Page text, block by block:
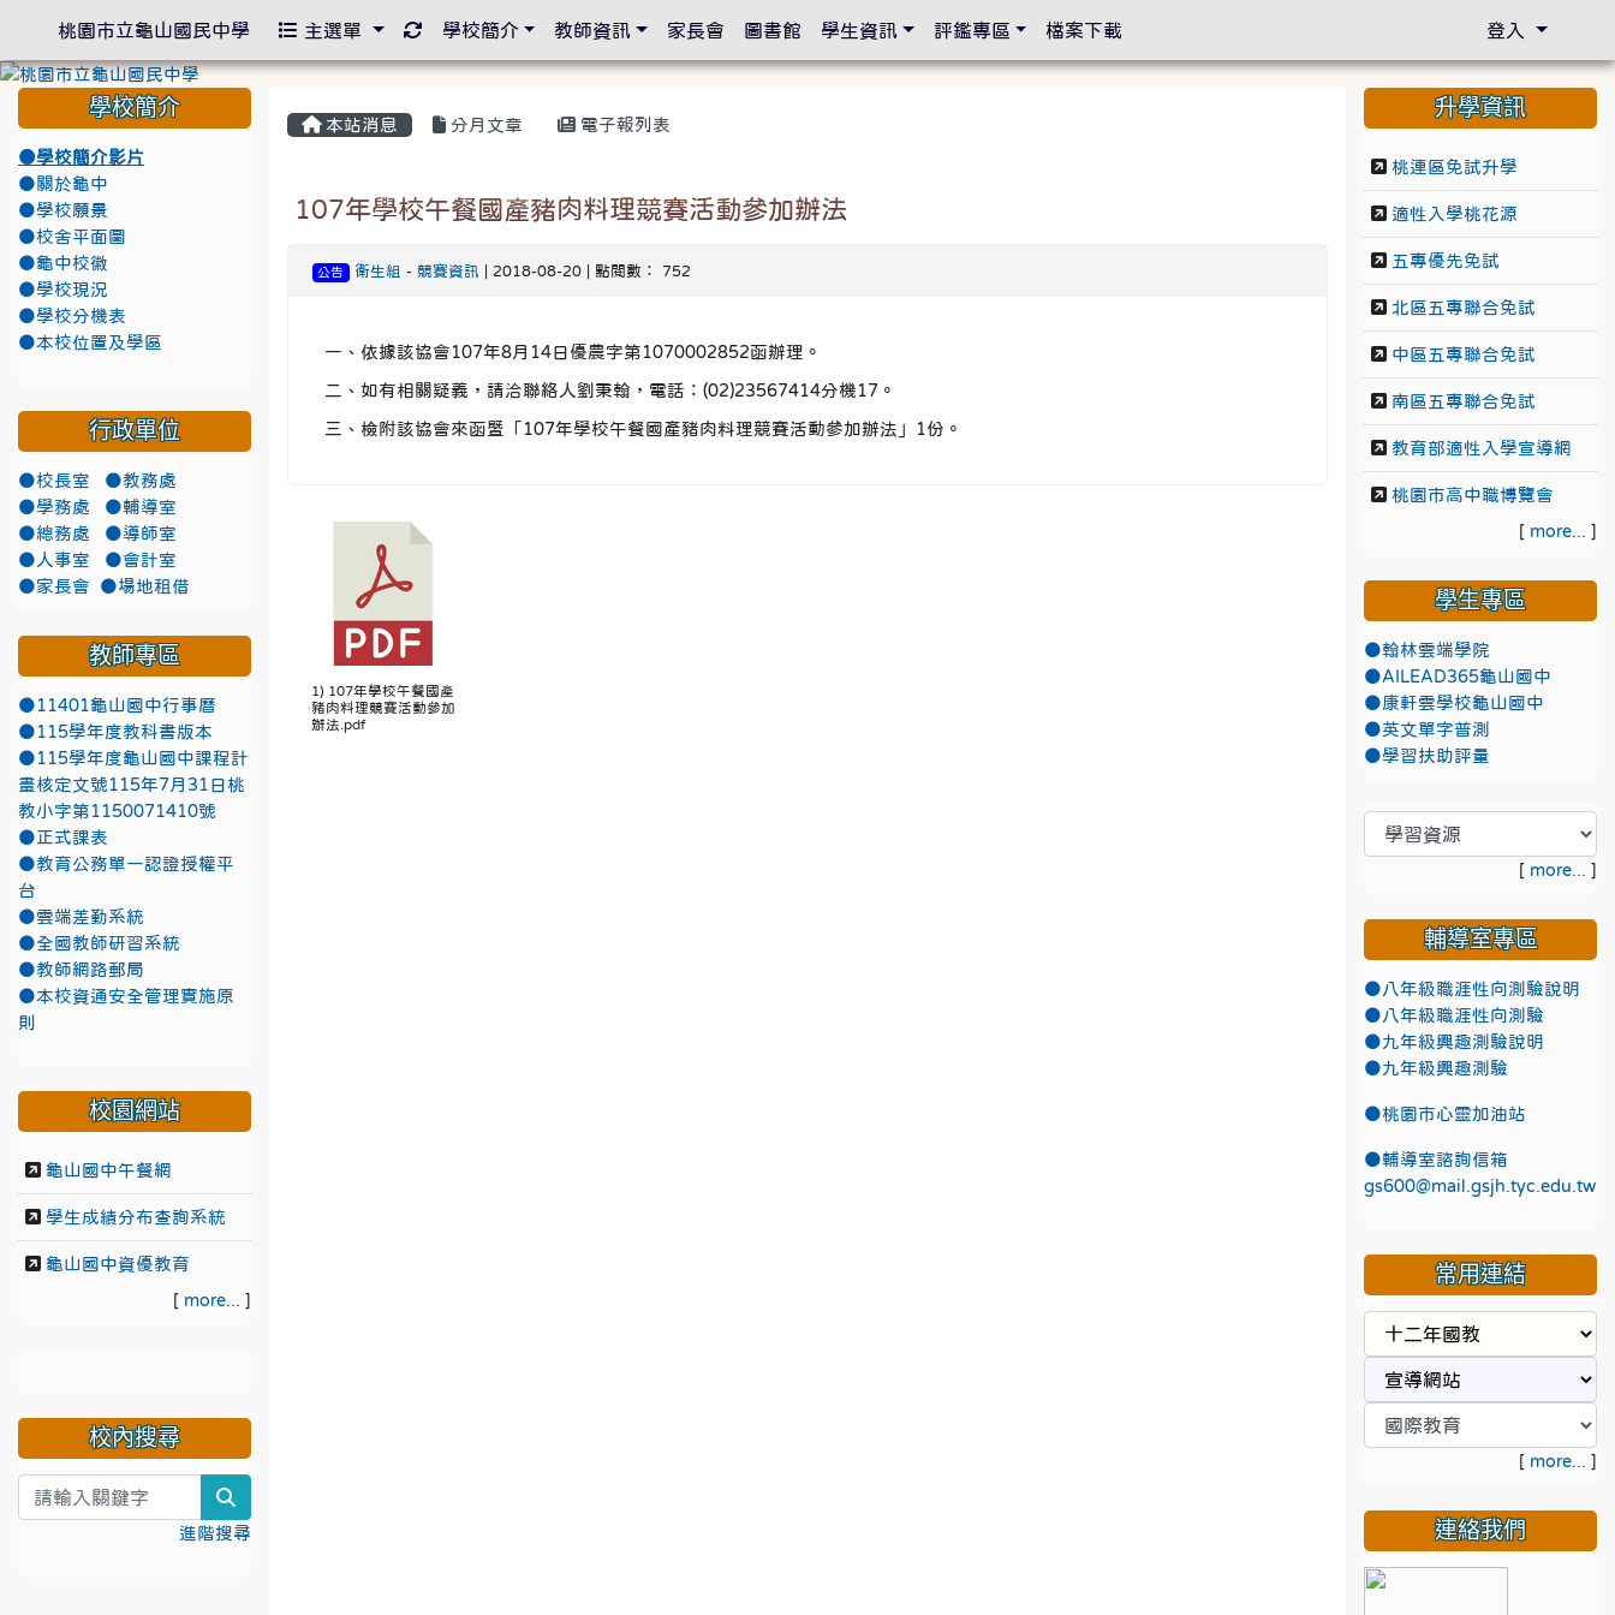
本站消息 分月文章 電子報列表
107年學校午餐國產豬肉料理競賽活動參加辦法
公告 衛生組 - 競賽資訊| 2018-08-20 | 點閱數： 752
一、依據該協會107年8月14日優農字第1070002852函辦理。
二、如有相關疑義，請洽聯絡人劉秉翰，電話：(02)23567414分機17。
三、檢附該協會來函暨「107年學校午餐國產豬肉料理競賽活動參加辦法」1份。
1) 107年學校午餐國產
豬肉料理競賽活動參加
辦法.pdf
學校簡介
●學校簡介影片
●關於龜中
●學校願景
●校舍平面圖
●龜中校徽
●學校現況
●學校分機表
●本校位置及學區
行政單位
●校長室
●教務處
●學務處
●輔導室
●總務處
●導師室
●人事室
●會計室
●家長會
●場地租借
教師專區
●11401龜山國中行事曆
●115學年度教科書版本
●115學年度龜山國中課程計
畫核定文號115年7月31日桃
教小字第1150071410號
●正式課表
●教育公務單一認證授權平
台
●雲端差勤系統
●全國教師研習系統
●教師網路郵局
●本校資通安全管理實施原
則
校園網站
龜山國中午餐網
學生成績分布查詢系統
龜山國中資優教育
[ more... ]
校內搜尋
進階搜尋
升學資訊
桃連區免試升學
適性入學桃花源
五專優先免試
北區五專聯合免試
中區五專聯合免試
南區五專聯合免試
教育部適性入學宣導網
桃園市高中職博覽會
[ more... ]
學生專區
●翰林雲端學院
●AILEAD365龜山國中
●康軒雲學校龜山國中
●英文單字普測
●學習扶助評量
[ more... ]
輔導室專區
●八年級職涯性向測驗說明
●八年級職涯性向測驗
●九年級興趣測驗說明
●九年級興趣測驗
●桃園市心靈加油站
●輔導室諮詢信箱
gs600@mail.gsjh.tyc.edu.tw
常用連結
[ more... ]
連絡我們
桃園市立龜山國民中學 主選單 重新取得佈景設定
學校簡介 教師資訊 家長會 圖書館 學生資訊 評鑑專區 檔案下載 登入